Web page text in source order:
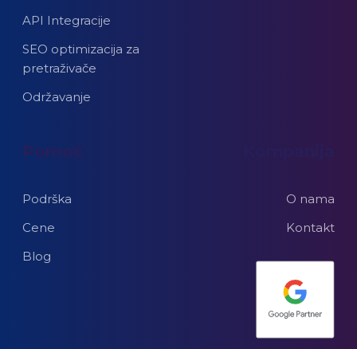
API Integracije
SEO optimizacija za
pretraživače
Održavanje
Pomoć
Podrška
Cene
Blog
O nama
Kontakt